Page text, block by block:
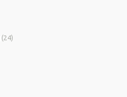
(24)